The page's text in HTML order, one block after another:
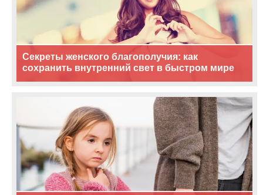
Секреты женского благополучия: как
сохранить внутренний свет в быстром мире